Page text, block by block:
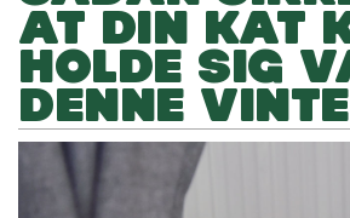
AT DIN KAT
HOLDE SIG
DENNE